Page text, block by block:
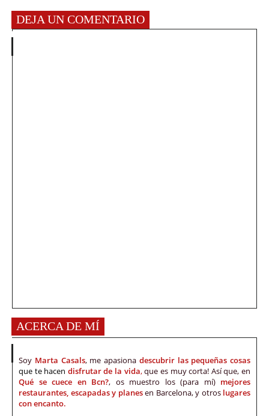
DEJA UN COMENTARIO
ACERCA DE MÍ
Soy Marta Casals, me apasiona descubrir las pequeñas cosas
que te hacen disfrutar de la vida,que es muy corta! Así que, en
Qué se cuece en Bcn?, os muestro los (para mí) mejores
restaurantes, escapadas y planesen Barcelona, y otros lugares
con encanto.